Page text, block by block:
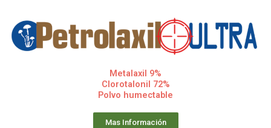
Metalaxil 9%
Clorotalonil 72%
Polvo humectable
Mas Información